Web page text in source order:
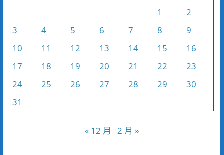
1
2
3
4 5 6 7 8
9
10
11 12 13 14 15
16
17
18 19 20 21 22
23
24
25 26 27 28 29
30
31
« 12 月 2 月 »